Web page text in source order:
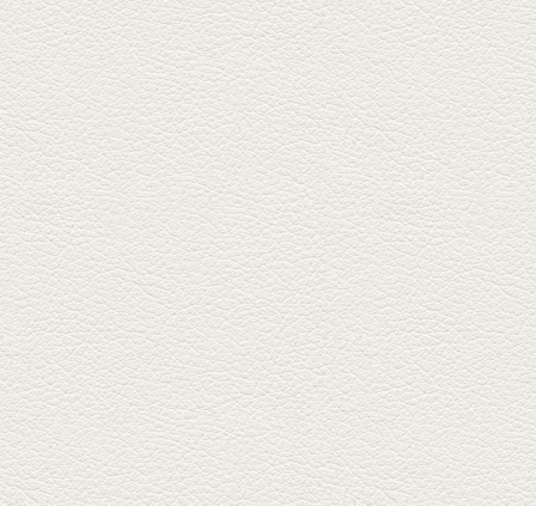
料理 福来亭」へ。「しろ」ロッ
ク...
2025年4月11日放送
きびなごの塩焼き＆黒豚
しゃぶしゃぶ
春の[熊本屋台村]で昼飲みの刻。
[かごっま屋台 黒で乾杯]で「銀...
2025年3月21日放送
薩摩赤鶏のころころ焼き
＆カツオの藁焼き
三年坂通りのビル２階「焼鳥こ
ろころ」はオシャレな店構えで
炭火...
2025年2月28日放送
踊る車海老＆あか牛串 ウ
ニとキャビア乗せ
ホテル日航熊本の裏、創作串揚
げの新たな店「串ハル」へ「銀
しろ...